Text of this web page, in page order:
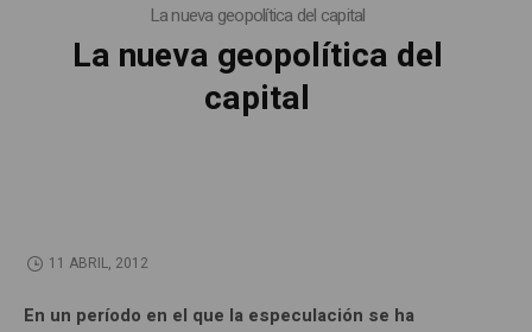
La nueva geopolítica del capital
La nueva geopolítica del
capital
11 ABRIL, 2012
En un período en el que la especulación se ha